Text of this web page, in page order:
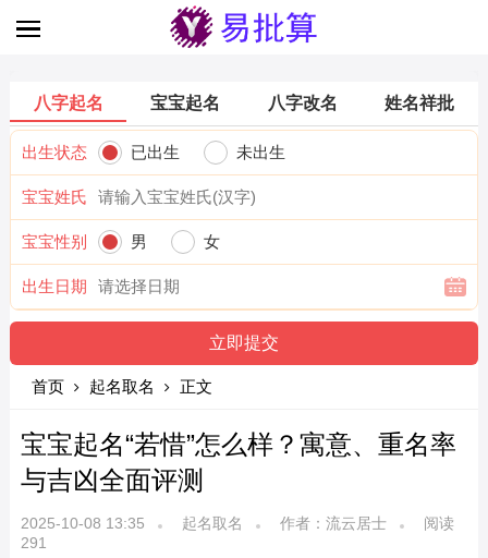
八字起名 宝宝起名 八字改名 姓名祥批
出生状态 已出生 未出生
宝宝姓氏
宝宝性别 男 女
出生日期
首页 起名取名 正文
宝宝起名“若惜”怎么样？寓意、重名率
与吉凶全面评测
2025-10-08 13:35 起名取名 作者：流云居士
阅读
291